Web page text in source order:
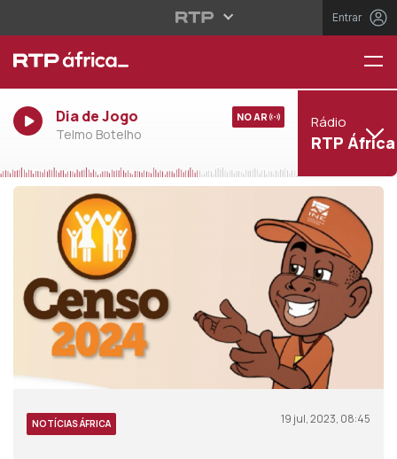
Entrar
Dia de Jogo
Telmo Botelho
NO AR Rádio
RTP África
NOTÍCIAS ÁFRICA 19 jul, 2023, 08:45